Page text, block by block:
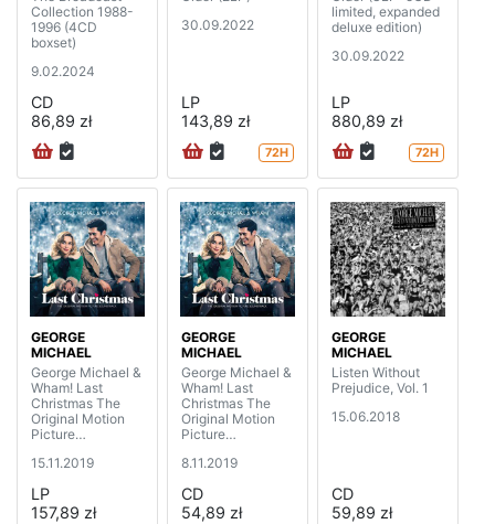
Collection 1988-
1996 (4CD
boxset)
9.02.2024
CD
86,89 zł
30.09.2022
LP
143,89 zł
72H
limited, expanded
deluxe edition)
30.09.2022
LP
880,89 zł
72H
GEORGE
MICHAEL
George Michael &
Wham! Last
Christmas The
Original Motion
Picture
15.11.2019
LP
157,89 zł
GEORGE
MICHAEL
George Michael &
Wham! Last
Christmas The
Original Motion
Picture
8.11.2019
CD
54,89 zł
GEORGE
MICHAEL
Listen Without
Prejudice, Vol. 1
15.06.2018
CD
59,89 zł